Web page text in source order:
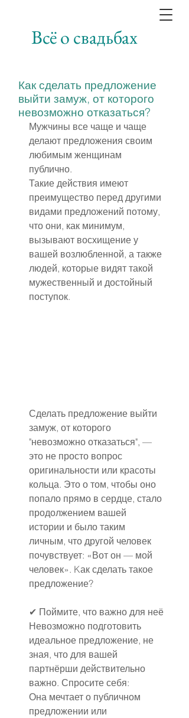
Всё о свадьбах
Как сделать предложение
выйти замуж, от которого
невозможно отказаться?
Мужчины все чаще и чаще
делают предложения своим
любимым женщинам
публично.
Такие действия имеют
преимущество перед другими
видами предложений потому,
что они, как минимум,
вызывают восхищение у
вашей возлюбленной, а также
людей, которые видят такой
мужественный и достойный
поступок.
Сделать предложение выйти
замуж, от которого
"невозможно отказаться", —
это не просто вопрос
оригинальности или красоты
кольца. Это о том, чтобы оно
попало прямо в сердце, стало
продолжением вашей
истории и было таким
личным, что другой человек
почувствует: «Вот он — мой
человек». Kак сделать такое
предложение?
✔ Поймите, что важно для неё
Невозможно подготовить
идеальное предложение, не
зная, что для вашей
партнёрши действительно
важно. Спросите себя:
Она мечтает о публичном
предложении или